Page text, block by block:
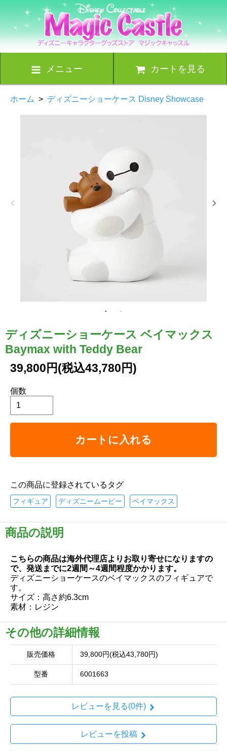
メニュー カートを見る
ホーム > ディズニーショーケース Disney Showcase
ディズニーショーケース ベイマックス
Baymax with Teddy Bear
39,800円(税込43,780円)
個数
カートに入れる
この商品に登録されているタグ
フィギュア ディズニームービー ベイマックス
商品の説明
こちらの商品は海外代理店よりお取り寄せになりますの
で、発送までに2週間～4週間程度かかります。
ディズニーショーケースのベイマックスのフィギュアで
す。
サイズ：高さ約6.3cm
素材：レジン
その他の詳細情報
販売価格 39,800円(税込43,780円)
型番 6001663
レビューを見る(0件)
レビューを投稿